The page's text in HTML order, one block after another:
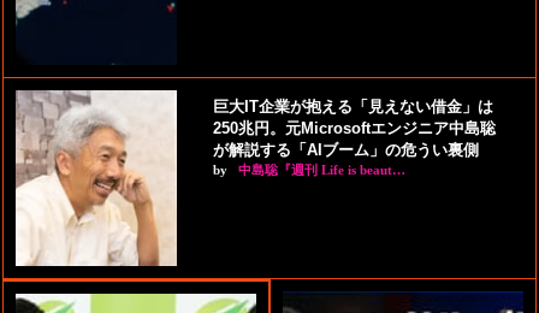
巨大IT企業が抱える「見えない借金」は
250兆円。元Microsoftエンジニア中島聡
が解説する「AIブーム」の危うい裏側
by 中島聡『週刊 Life is beaut…